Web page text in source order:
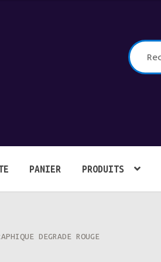
PANIER PRODUITS
DEGRADE ROUGE